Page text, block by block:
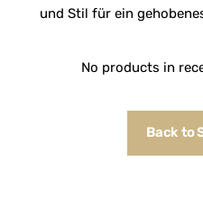
und Stil für ein
No products in
Back to